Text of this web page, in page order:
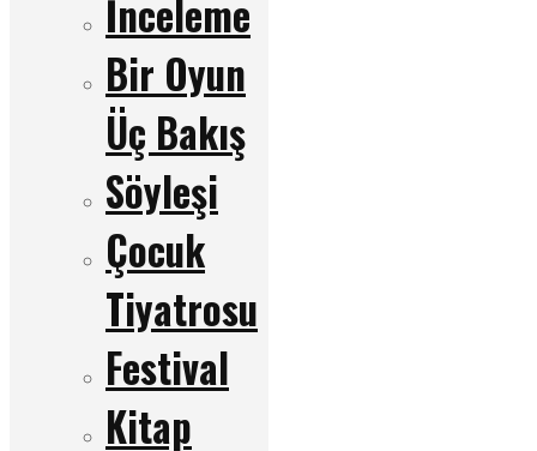
İnceleme
Bir Oyun
Üç Bakış
Söyleşi
Çocuk
Tiyatrosu
Festival
Kitap